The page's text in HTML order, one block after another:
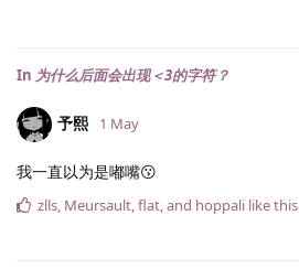
In 为什么后面会出现＜3的字符？
予熙 1 May
我一直以为是嘟嘴😗
zlls, Meursault,flat, and hoppali like this